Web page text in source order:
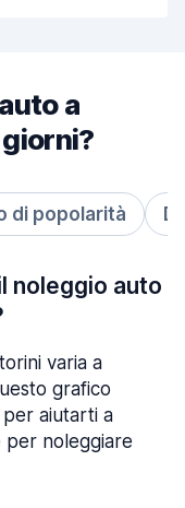
a
di popolarità
noleggio auto
varia a
grafico
per aiutarti a
per noleggiare